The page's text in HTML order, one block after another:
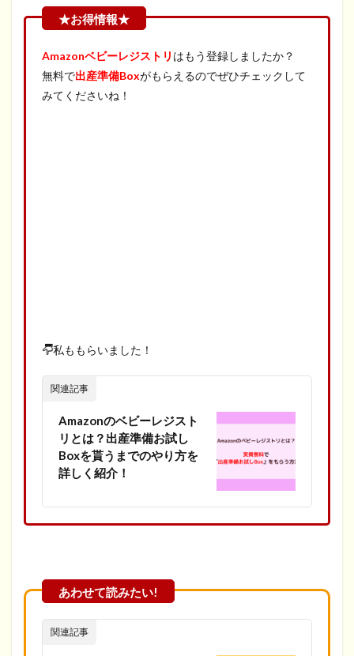
Amazonベビーレジストリ はもう登録しましたか？
無料で出産準備Boxがもらえるのでぜひチェックして
みてくださいね！
私ももらいました！
関連記事
Amazonのベビーレジスト
リとは？出産準備お試し
Boxを貰うまでのやり方を
詳しく紹介！
関連記事